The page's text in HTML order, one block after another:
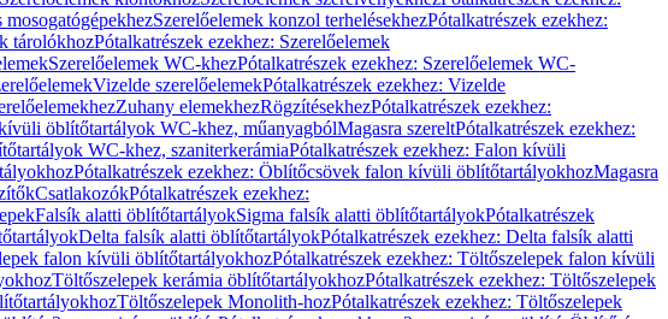
mosogatógépekhezSzerelőelemek konzol terhelésekhezPótalkatrészek ezekhez:
tárolókhozPótalkatrészek ezekhez: Szerelőelemek
Szerelőelemek WC-khezPótalkatrészek ezekhez: Szerelőelemek WC-
Vizelde szerelőelemekPótalkatrészek ezekhez: Vizelde
Zuhany elemekhezRögzítésekhezPótalkatrészek ezekhez:
öblítőtartályok WC-khez, műanyagbólMagasra szereltPótalkatrészek ezekhez:
WC-khez, szaniterkerámiaPótalkatrészek ezekhez: Falon kívüli
Pótalkatrészek ezekhez: Öblítőcsövek falon kívüli öblítőtartályokhozMagasra
CsatlakozókPótalkatrészek ezekhez:
Falsík alatti öblítőtartályokSigma falsík alatti öblítőtartályokPótalkatrészek
Delta falsík alatti öblítőtartályokPótalkatrészek ezekhez: Delta falsík alatti
falon kívüli öblítőtartályokhozPótalkatrészek ezekhez: Töltőszelepek falon kívüli
Töltőszelepek kerámia öblítőtartályokhozPótalkatrészek ezekhez: Töltőszelepek
Töltőszelepek Monolith-hozPótalkatrészek ezekhez: Töltőszelepek